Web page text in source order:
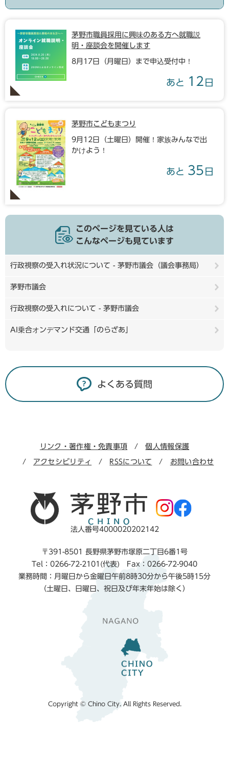
茅野市職員採用に興味のある方へ就職説
明・座談会を開催します
8月17日（月曜日）まで申込受付中！
あと 12 日
茅野市こどもまつり
9月12日（土曜日）開催！家族みんなで出
かけよう！
あと 35 日
このページを見ている人は
こんなページも見ています
行政視察の受入れ状況について - 茅野市議会（議会事務局）
茅野市議会
行政視察の受入れについて - 茅野市議会
AI乗合オンデマンド交通「のらざあ」
よくある質問
リンク・著作権・免責事項 個人情報保護
アクセシビリティ RSSについて お問い合わせ
法人番号4000020202142
〒391-8501 長野県茅野市塚原二丁目6番1号
Tel：0266-72-2101(代表) Fax：0266-72-9040
業務時間：月曜日から金曜日午前8時30分から午後5時15分
（土曜日、日曜日、祝日及び年末年始は除く）
Copyright © Chino City. All Rights Reserved.